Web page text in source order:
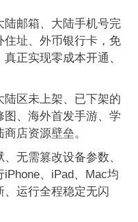
陆邮箱、大陆手机号完
住址、外币银行卡，免
正实现零成本开通、
陆区未上架、已下架的
图、海外首发手游、学
店资源壁垒。
无需篡改设备参数、
、iPad、Mac均
运行全程稳定无闪